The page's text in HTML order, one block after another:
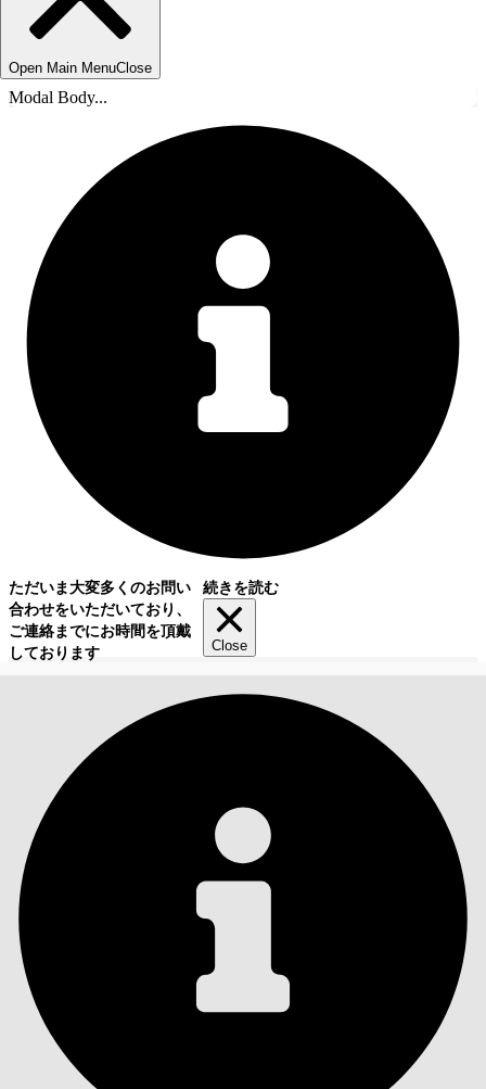
Open Main MenuClose
Modal Body...
ただいま大変多くのお問い
合わせをいただいており、
ご連絡までにお時間を頂戴
しております
続きを読む
Close
目次